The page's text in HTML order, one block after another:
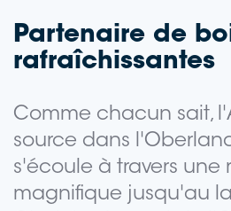
Partenaire de
rafraîchissantes
Comme chacun sait,
source dans
s'écoule à travers une
magnifique jusqu'au